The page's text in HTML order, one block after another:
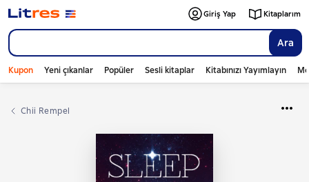
Ara
Giriş Yap Kitaplarım
Kupon Yeni çıkanlar Popüler Sesli kitaplar Kitabınızı Yayımlayın
Chii Rempel